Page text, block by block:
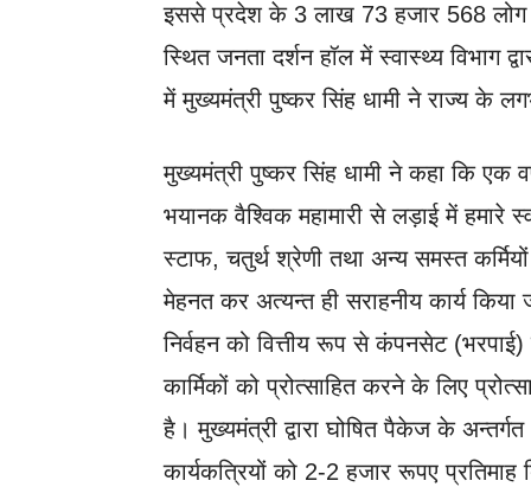
इससे प्रदेश के 3 लाख 73 हजार 568 लोग
स्थित जनता दर्शन हॉल में स्वास्थ्य विभाग
में मुख्यमंत्री पुष्कर सिंह धामी ने राज्य के
मुख्यमंत्री पुष्कर सिंह धामी ने कहा कि एक
भयानक वैश्विक महामारी से लड़ाई में हमारे
स्टाफ, चतुर्थ श्रेणी तथा अन्य समस्त कर्मियों
मेहनत कर अत्यन्त ही सराहनीय कार्य किया
निर्वहन को वित्तीय रूप से कंपनसेट
कार्मिकों को प्रोत्साहित करने के लिए
है। मुख्यमंत्री द्वारा घोषित पैकेज के
कार्यकत्रियों को 2-2 हजार रूपए